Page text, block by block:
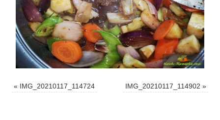
« IMG_20210117_114724 IMG_20210117_114902 »